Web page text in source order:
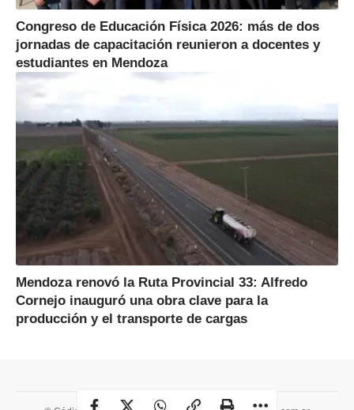
Congreso de Educación Física 2026: más de dos
jornadas de capacitación reunieron a docentes y
estudiantes en Mendoza
Mendoza renovó la Ruta Provincial 33: Alfredo
Cornejo inauguró una obra clave para la
producción y el transporte de cargas